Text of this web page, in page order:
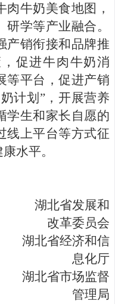
肉牛奶美食地图，
学等产业融合。
产销衔接和品牌推
促进牛肉牛奶消
等平台，促进产销
计划”，开展营养
学生和家长自愿的
线上平台等方式征
水平。
湖北省发展和
改革委员会
北省经济和信
息化厅
北省市场监督
管理局